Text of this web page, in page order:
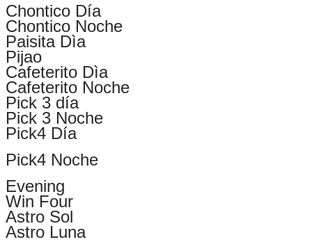
Chontico Día
Chontico Noche
Paisita Dìa
Pijao
Cafeterito Dìa
Cafeterito Noche
Pick 3 día
Pick 3 Noche
Pick4 Día
Pick4 Noche
Evening
Win Four
Astro Sol
Astro Luna